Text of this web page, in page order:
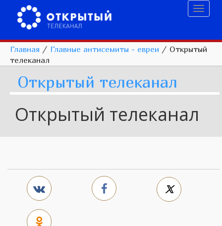
Главная / Главные антисемиты - евреи / Открытый
телеканал
Открытый телеканал
Открытый телеканал